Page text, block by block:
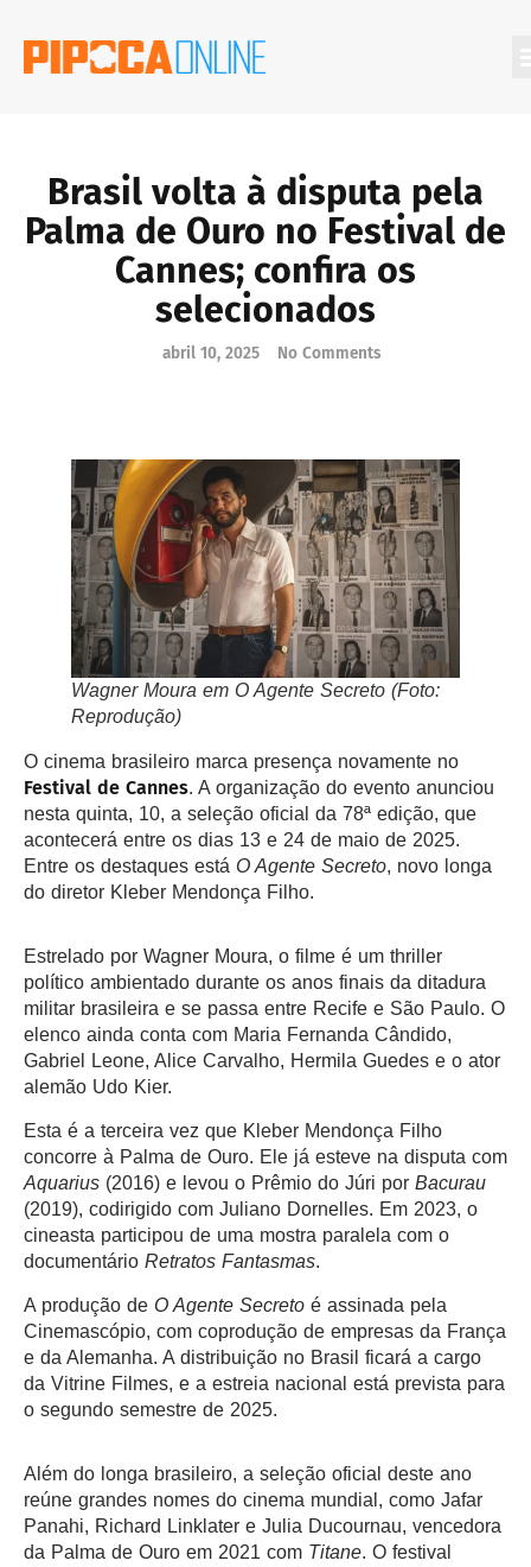
Brasil volta à disputa pela
Palma de Ouro no Festival de
Cannes; confira os
selecionados
abril 10, 2025 No Comments
Wagner Moura em O Agente Secreto (Foto:
Reprodução)
O cinema brasileiro marca presença novamente no
Festival de Cannes. A organização do evento anunciou
nesta quinta, 10, a seleção oficial da 78ª edição, que
acontecerá entre os dias 13 e 24 de maio de 2025.
Entre os destaques está O Agente Secreto, novo longa
do diretor Kleber Mendonça Filho.
Estrelado por Wagner Moura, o filme é um thriller
político ambientado durante os anos finais da ditadura
militar brasileira e se passa entre Recife e São Paulo. O
elenco ainda conta com Maria Fernanda Cândido,
Gabriel Leone, Alice Carvalho, Hermila Guedes e o ator
alemão Udo Kier.
Esta é a terceira vez que Kleber Mendonça Filho
concorre à Palma de Ouro. Ele já esteve na disputa com
Aquarius (2016) e levou o Prêmio do Júri por Bacurau
(2019), codirigido com Juliano Dornelles. Em 2023, o
cineasta participou de uma mostra paralela com o
documentário Retratos Fantasmas.
A produção de O Agente Secreto é assinada pela
Cinemascópio, com coprodução de empresas da França
e da Alemanha. A distribuição no Brasil ficará a cargo
da Vitrine Filmes, e a estreia nacional está prevista para
o segundo semestre de 2025.
Além do longa brasileiro, a seleção oficial deste ano
reúne grandes nomes do cinema mundial, como Jafar
Panahi, Richard Linklater e Julia Ducournau, vencedora
da Palma de Ouro em 2021 com Titane. O festival